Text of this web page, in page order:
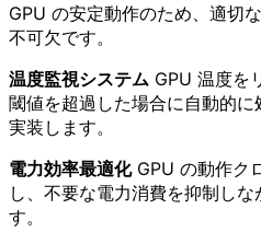
GPU の安定動作のため、適切
不可欠です。
温度監視システム GPU 温度を
閾値を超過した場合に自動的
実装します。
電力効率最適化GPU の動作ク
し、不要な電力消費を抑制し
す。